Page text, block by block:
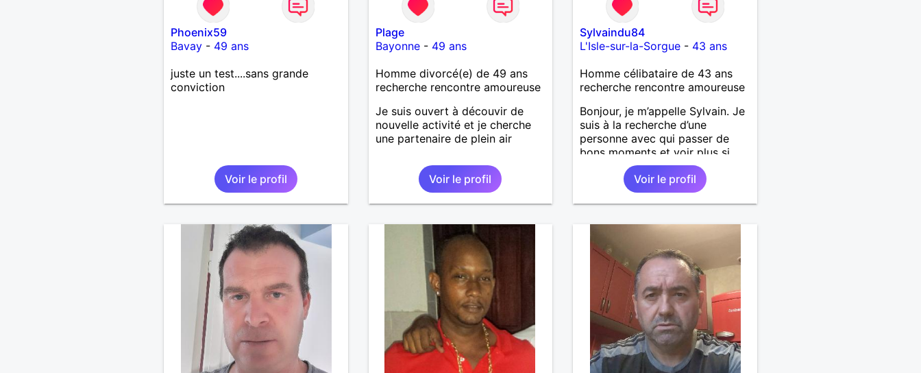
Phoenix59
Bavay- 49 ans
juste un test....sans grande
conviction
Voir le profil
Plage
Bayonne- 49 ans
Homme divorcé(e) de 49 ans
recherche rencontre amoureuse
Je suis ouvert à découvir de
nouvelle activité et je cherche
une partenaire de plein air
Voir le profil
Sylvaindu84
L'Isle-sur-la-Sorgue - 43 ans
Homme célibataire de 43 ans
recherche rencontre amoureuse
Bonjour, je m’appelle Sylvain. Je
suis à la recherche d’une
personne avec qui passer de
bons moments et voir plus si
nous nous correspondons.
J’aime la nature, les voyages et
aussi faire la fête de temps en
temps ;-)Je suis papa d’un petit
m’occupe en garde alternée.
J’aime à peu près tous les styles
de musique. (Oui je suis pas trop
fan de Jul). Je fais du sport
pour garder la forme et plutôt
agréable à regarder. (Enfin je le
pense en tout cas 😂)
Voir le profil